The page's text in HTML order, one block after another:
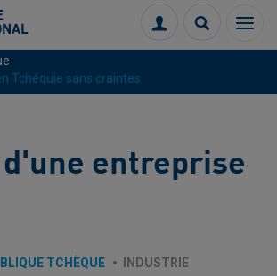
Menu
Connexion
Tchéquie sans craintes
d'une entreprise
TCHÈQUE INDUSTRIE